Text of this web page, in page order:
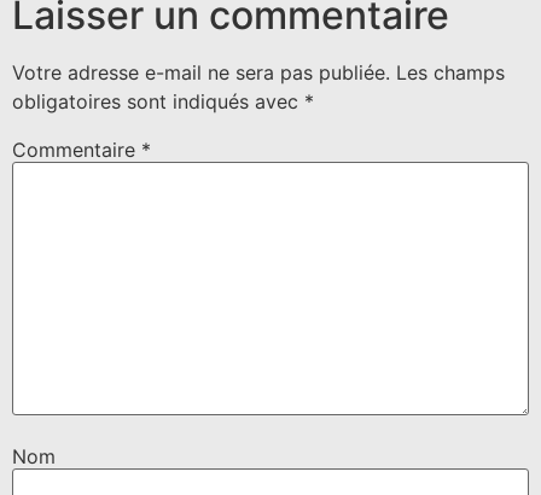
Laisser un commentaire
Votre adresse e-mail ne sera pas publiée. Les champs
obligatoires sont indiqués avec *
Commentaire *
Nom